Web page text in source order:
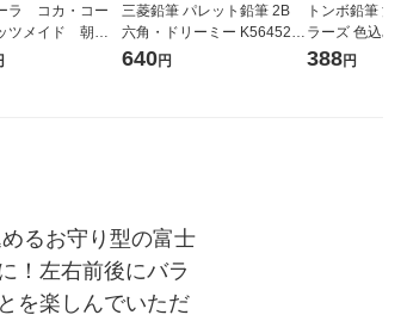
ラ コカ・コー
メイド 朝り
1セット（6
三菱鉛筆 パレット鉛筆 2B
六角・ドリーミー K56452B
1ダース（12本入）
640円
トンボ鉛筆 消
ラーズ 色込み
Eー311X 1個
388円
るお守り型の富士
！左右前後にバラ
を楽しんでいただ